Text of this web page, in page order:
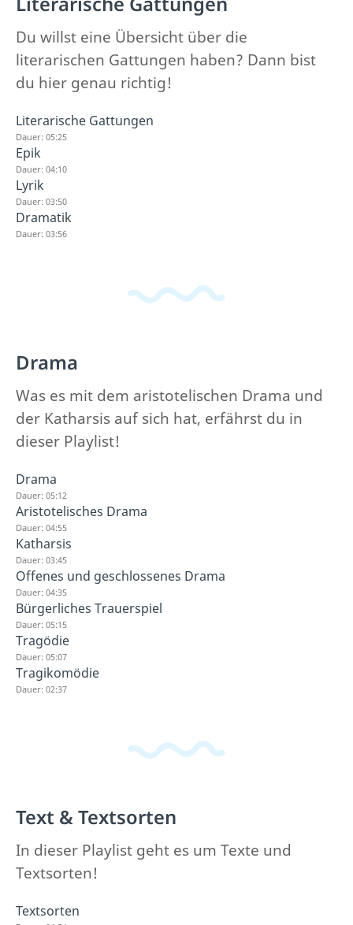
Du willst eine Übersicht über die
literarischen Gattungen haben? Dann bist
du hier genau richtig!
Literarische Gattungen
Dauer: 05:25
Epik
Dauer: 04:10
Lyrik
Dauer: 03:50
Dramatik
Dauer: 03:56
Drama
Was es mit dem aristotelischen Drama und
der Katharsis auf sich hat, erfährst du in
dieser Playlist!
Drama
Dauer: 05:12
Aristotelisches Drama
Dauer: 04:55
Katharsis
Dauer: 03:45
Offenes und geschlossenes Drama
Dauer: 04:35
Bürgerliches Trauerspiel
Dauer: 05:15
Tragödie
Dauer: 05:07
Tragikomödie
Dauer: 02:37
Text & Textsorten
In dieser Playlist geht es um Texte und
Textsorten!
Textsorten